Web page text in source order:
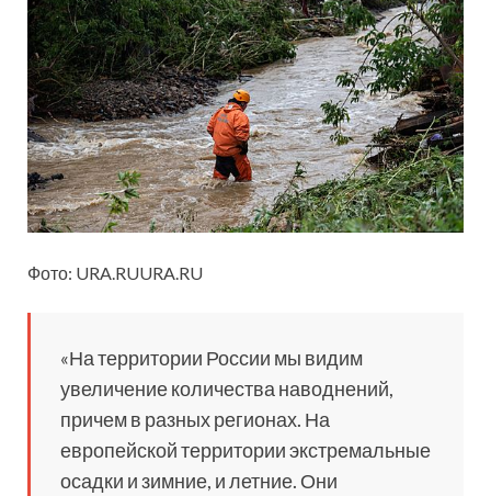
Фото: URA.RUURA.RU
«На территории России мы видим
увеличение количества наводнений,
причем в разных регионах. На
европейской территории экстремальные
осадки и зимние, и летние. Они